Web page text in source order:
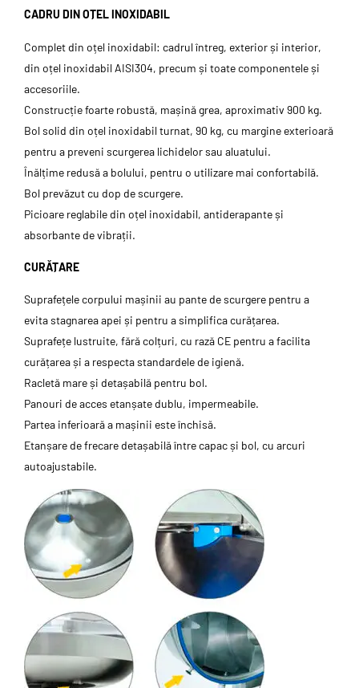
CADRU DIN OȚEL INOXIDABIL
Complet din oțel inoxidabil: cadrul întreg, exterior și interior,
din oțel inoxidabil AISI304, precum și toate componentele și
accesoriile.
Construcție foarte robustă, mașină grea, aproximativ 900 kg.
Bol solid din oțel inoxidabil turnat, 90 kg, cu margine exterioară
pentru a preveni scurgerea lichidelor sau aluatului.
Înălțime redusă a bolului, pentru o utilizare mai confortabilă.
Bol prevăzut cu dop de scurgere.
Picioare reglabile din oțel inoxidabil, antiderapante și
absorbante de vibrații.
CURĂȚARE
Suprafețele corpului mașinii au pante de scurgere pentru a
evita stagnarea apei și pentru a simplifica curățarea.
Suprafețe lustruite, fără colțuri, cu rază CE pentru a facilita
curățarea și a respecta standardele de igienă.
Racletă mare și detașabilă pentru bol.
Panouri de acces etanșate dublu, impermeabile.
Partea inferioară a mașinii este închisă.
Etanșare de frecare detașabilă între capac și bol, cu arcuri
autoajustabile.